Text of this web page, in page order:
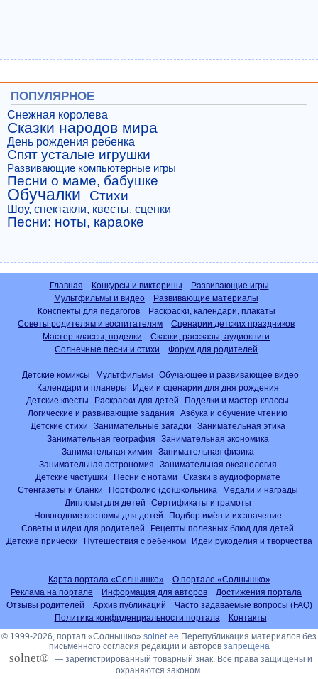
ПОПУЛЯРНОЕ
Снежная королева
Сказки народов мира
День рождения ребенка
Спят усталые игрушки
Развивающие компьютерные игры
Песни о маме, бабушке
Обучалки Стихи
Шоу, спектакли, квесты, сценки
Песни: ноты, караоке
Главная Конкурсы и викторины
Развивающие игры
Мультфильмы и видео
Развивающие материалы
Конспекты для педагогов
Раскраски, календари, плакаты
Советы родителям и воспитателям
Сценарии детских праздников
Мастер-классы, поделки
Сказки, рассказы, аудиокниги
Солнечные песни и стихи
Форум для родителей
Детские комиксы Мультфильмы
Обучающее и развивающее видео
Календари и планеры
Идеи и сценарии для дня рождения
Детские квесты
Раскраски для детей
Поделки и мастер-классы
Логические и развивающие задания
Азбука и обучение чтению
Детские стихи
Занимательные загадки
Занимательная этика
Занимательная география
Занимательная экономика
Занимательная химия
Занимательная физика
Занимательная астрономия
Занимательная океанология
Детские частушки
Песни с нотами
Сказки в аудиоформате
Стенгазеты и бланки
Портфолио (до)школьника
Медали и награды
Дипломы для детей
Сертификаты и грамоты
Новогодние костюмы для детей
Подбор имён и их значение
Советы и идеи для родителей
Рецепты полезных блюд для детей
Детские причёски
Путешествия с ребёнком Идеи рукоделия и творчества
Карта портала «Солнышко»
О портале «Солнышко»
Реклама на портале
Информация для авторов
Достижения портала
Отзывы родителей
Архив публикаций
Часто задаваемые вопросы (FAQ)
Политика конфиденциальности портала
Контакты
© 1999-2026, портал «Солнышко» solnet.ee Перепубликация материалов без
письменного согласия редакции и авторов запрещена
solnet® — зарегистрированный товарный знак. Все права защищены и
охраняются законом.